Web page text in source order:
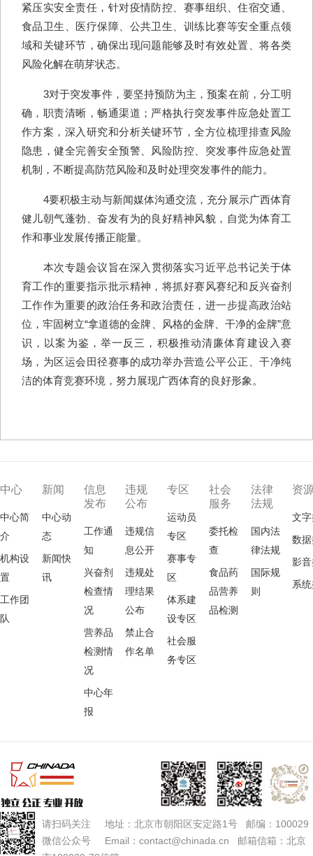
紧压实安全责任，针对疫情防控、赛事组织、住宿交通、
食品卫生、医疗保障、公共卫生、训练比赛等安全重点领
域和关键环节，确保出现问题能够及时有效处置、将各类
风险化解在萌芽状态。
3对于突发事件，要坚持预防为主，预案在前，分工明
确，职责清晰，畅通渠道；严格执行突发事件应急处置工
作方案，深入研究和分析关键环节，全方位梳理排查风险
隐患，健全完善安全预警、风险防控、突发事件应急处置
机制，不断提高防范风险和及时处理突发事件的能力。
4要积极主动与新闻媒体沟通交流，充分展示广西体育
健儿朝气蓬勃、奋发有为的良好精神风貌，自觉为体育工
作和事业发展传播正能量。
本次专题会议旨在深入贯彻落实习近平总书记关于体
育工作的重要指示批示精神，将抓好赛风赛纪和反兴奋剂
工作作为重要的政治任务和政治责任，进一步提高政治站
位，牢固树立“拿道德的金牌、风格的金牌、干净的金牌”意
识，以案为鉴，举一反三，积极推动清廉体育建设入赛
场，为区运会田径赛事的成功举办营造公平公正、干净纯
洁的体育竞赛环境，努力展现广西体育的良好形象。
中心
中心简
介
机构设
置
工作团
队
新闻
中心动
态
新闻快
讯
信息
发布
工作通
知
兴奋剂
检查情
况
营养品
检测情
况
中心年
报
违规
公布
违规信
息公开
违规处
理结果
公布
禁止合
作名单
专区
运动员
专区
赛事专
区
体系建
设专区
社会服
务专区
社会
服务
委托检
查
食品药
品营养
品检测
法律
法规
国内法
律法规
国际规
则
资
文
数
影
系
请扫码关注 地址：北京市朝阳区安定路1号 邮编：100029
微信公众号 Email：contact@chinada.cn 邮箱信箱：北京